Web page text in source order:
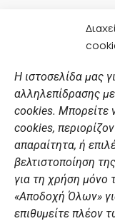
Η ιστοσελίδα μας
αλληλεπίδρασης
cookies. Μπορείτε
cookies,
απαραίτητα, ή
βελτιστοποίηση
για τη χρήση
«Αποδοχή Όλων»
επιθυμείτε πλέον
F
a
e
b
o
o
k
ΣΎΝΔΕΣΜΟΙ
Αθλητικές
Διάπλους
Χορηγοί
Summer Camp